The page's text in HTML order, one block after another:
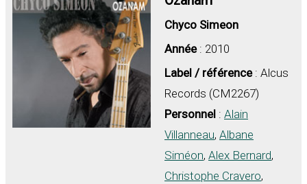
Chyco Simeon
Année: 2010
Label / référence: Alcus
Records (CM2267)
Personnel :Alain
Villanneau,Albane
Siméon,Alex Bernard,
Christophe Cravero,